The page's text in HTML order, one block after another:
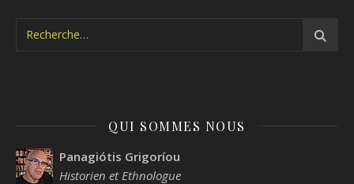
QUI SOMMES NOUS
Panagiótis Grigoríou
Historien et Ethnologue